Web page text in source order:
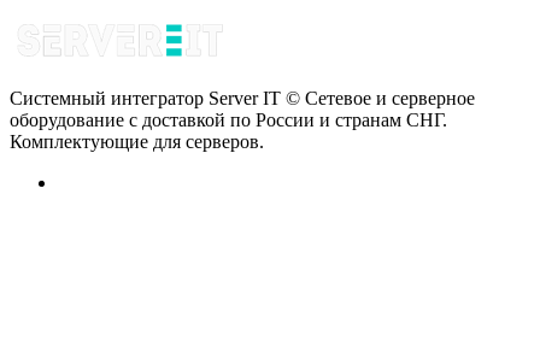
Системный интегратор Server IT © Сетевое и серверное
оборудование с доставкой по России и странам СНГ.
Комплектующие для серверов.